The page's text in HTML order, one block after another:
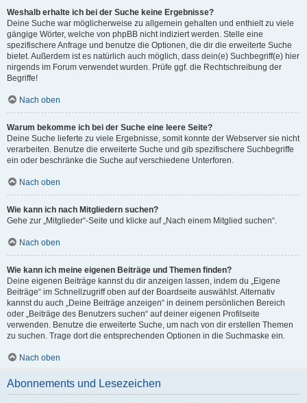
Weshalb erhalte ich bei der Suche keine Ergebnisse?
Deine Suche war möglicherweise zu allgemein gehalten und enthielt zu viele
gängige Wörter, welche von phpBB nicht indiziert werden. Stelle eine
spezifischere Anfrage und benutze die Optionen, die dir die erweiterte Suche
bietet. Außerdem ist es natürlich auch möglich, dass dein(e) Suchbegriff(e) hier
nirgends im Forum verwendet wurden. Prüfe ggf. die Rechtschreibung der
Begriffe!
Nach oben
Warum bekomme ich bei der Suche eine leere Seite?
Deine Suche lieferte zu viele Ergebnisse, somit konnte der Webserver sie nicht
verarbeiten. Benutze die erweiterte Suche und gib spezifischere Suchbegriffe
ein oder beschränke die Suche auf verschiedene Unterforen.
Nach oben
Wie kann ich nach Mitgliedern suchen?
Gehe zur „Mitglieder“-Seite und klicke auf „Nach einem Mitglied suchen“.
Nach oben
Wie kann ich meine eigenen Beiträge und Themen finden?
Deine eigenen Beiträge kannst du dir anzeigen lassen, indem du „Eigene
Beiträge“ im Schnellzugriff oben auf der Boardseite auswählst. Alternativ
kannst du auch „Deine Beiträge anzeigen“ in deinem persönlichen Bereich
oder „Beiträge des Benutzers suchen“ auf deiner eigenen Profilseite
verwenden. Benutze die erweiterte Suche, um nach von dir erstellen Themen
zu suchen. Trage dort die entsprechenden Optionen in die Suchmaske ein.
Nach oben
Abonnements und Lesezeichen